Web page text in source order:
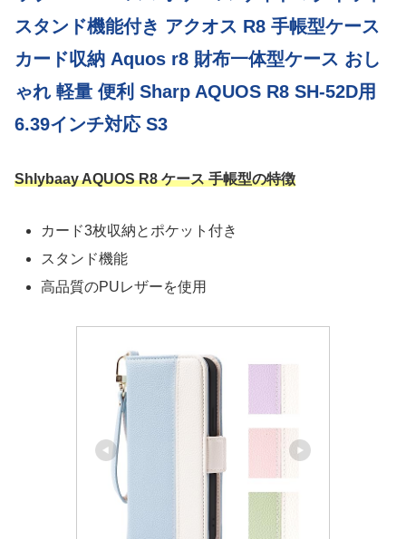
スタンド機能付き アクオス R8 手帳型ケース
カード収納 Aquos r8 財布一体型ケース おし
ゃれ 軽量 便利 Sharp AQUOS R8 SH-52D用
6.39インチ対応 S3
Shlybaay AQUOS R8 ケース 手帳型の特徴
カード3枚収納とポケット付き
スタンド機能
高品質のPUレザーを使用